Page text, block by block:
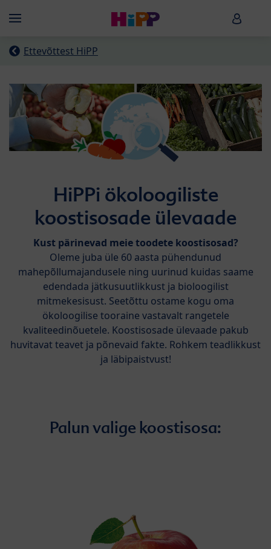
Menü HiPP
Ettevõttest HiPP
HiPPi ökoloogiliste
koostisosade ülevaade
Kust pärinevad meie toodete koostisosad?
Oleme juba üle 60 aasta pühendunud
mahepõllumajandusele ning uurinud kuidas saame
edendada jätkusuutlikkust ja bioloogilist
mitmekesisust. Seetõttu ostame kogu oma
ökoloogilise tooraine vastavalt rangetele
kvaliteedinõuetele. Koostisosade ülevaade pakub
huvitavat teavet ja põnevaid fakte. Rohkem teadlikkust
ja läbipaistvust!
Palun valige koostisosa: